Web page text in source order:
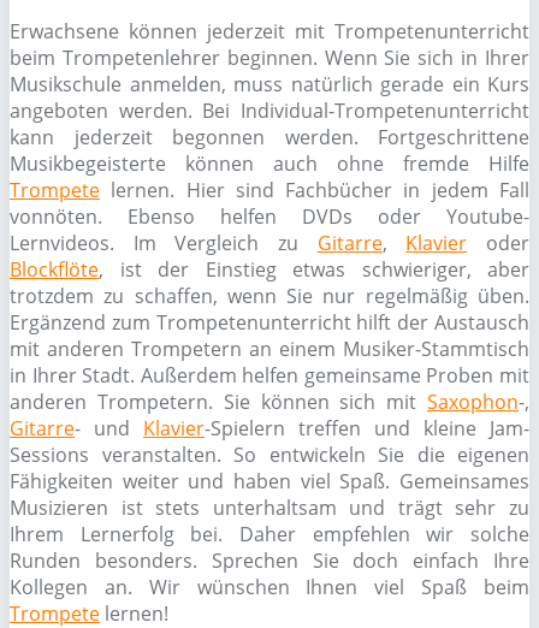
Erwachsene können jederzeit mit Trompetenunterricht
beim Trompetenlehrer beginnen. Wenn Sie sich in Ihrer
Musikschule anmelden, muss natürlich gerade ein Kurs
angeboten werden. Bei Individual-Trompetenunterricht
kann jederzeit begonnen werden. Fortgeschrittene
Musikbegeisterte können auch ohne fremde Hilfe
Trompete lernen. Hier sind Fachbücher in jedem Fall
vonnöten. Ebenso helfen DVDs oder Youtube-
Lernvideos. Im Vergleich zu Gitarre, Klavier oder
Blockflöte, ist der Einstieg etwas schwieriger, aber
trotzdem zu schaffen, wenn Sie nur regelmäßig üben.
Ergänzend zum Trompetenunterricht hilft der Austausch
mit anderen Trompetern an einem Musiker-Stammtisch
in Ihrer Stadt. Außerdem helfen gemeinsame Proben mit
anderen Trompetern. Sie können sich mit Saxophon-,
Gitarre- und Klavier-Spielern treffen und kleine Jam-
Sessions veranstalten. So entwickeln Sie die eigenen
Fähigkeiten weiter und haben viel Spaß. Gemeinsames
Musizieren ist stets unterhaltsam und trägt sehr zu
Ihrem Lernerfolg bei. Daher empfehlen wir solche
Runden besonders. Sprechen Sie doch einfach Ihre
Kollegen an. Wir wünschen Ihnen viel Spaß beim
Trompete lernen!